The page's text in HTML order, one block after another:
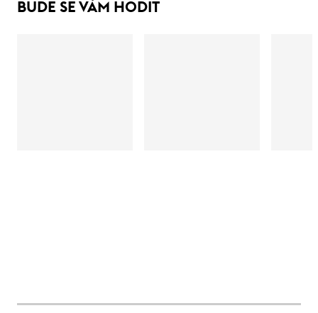
BUDE SE VÁM HODIT